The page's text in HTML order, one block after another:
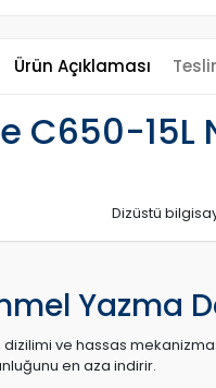
Ürün Açıklaması
C650-15L
Dizüstü
Yazma
ve hassas
en aza indirir.